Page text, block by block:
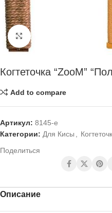
Нажмите, чтобы
Когтеточка “ZooM”
Add to compare
Артикул: 8145-e
Категории: Для Кисы
Поделиться
Описание